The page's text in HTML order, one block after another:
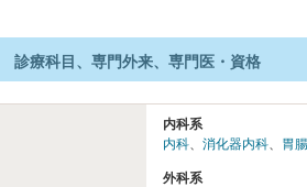
診療科目、専門外来、専門医・資格
内科系
内科、 消化器内科、 胃
外科系